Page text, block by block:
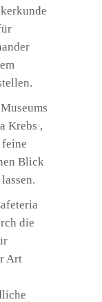
Krebs ,
Blick
die
Art